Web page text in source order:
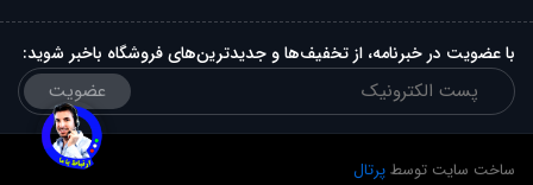
با عضویت در خبرنامه، از تخفیف‌ها و جدیدترین‌های فروشگاه باخبر شوید:
عضویت
ساخت سایت توسطپرتال